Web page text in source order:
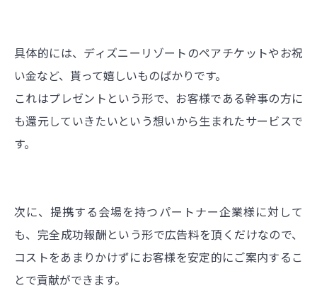
具体的には、ディズニーリゾートのペアチケットやお祝
い金など、貰って嬉しいものばかりです。
これはプレゼントという形で、お客様である幹事の方に
も還元していきたいという想いから生まれたサービスで
す。
次に、提携する会場を持つパートナー企業様に対して
も、完全成功報酬という形で広告料を頂くだけなので、
コストをあまりかけずにお客様を安定的にご案内するこ
とで貢献ができます。